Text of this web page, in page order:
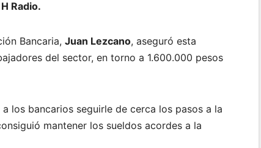
Radio.
Bancaria, Juan Lezcano, aseguró esta
del sector, en torno a 1.600.000 pesos
los bancarios seguirle de cerca los pasos a la
mantener los sueldos acordes a la